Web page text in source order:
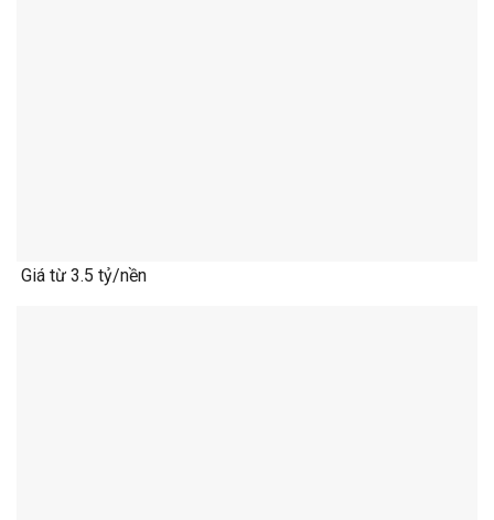
Giá từ 3.5 tỷ/nền